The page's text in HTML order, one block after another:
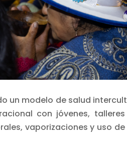
un modelo de salud
con jóvenes,
vaporizaciones y uso